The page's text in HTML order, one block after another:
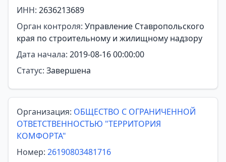
ИНН: 2636213689
Орган контроля: Управление Ставропольского
края по строительному и жилищному надзору
Дата начала: 2019-08-16 00:00:00
Статус: Завершена
Организация: ОБЩЕСТВО С ОГРАНИЧЕННОЙ
ОТВЕТСТВЕННОСТЬЮ "ТЕРРИТОРИЯ
КОМФОРТА"
Номер: 26190803481716